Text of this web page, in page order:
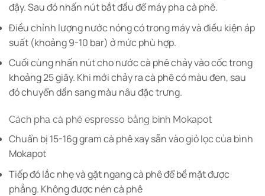
đậy. Sau đó nhấn nút bắt đầu để máy pha cà phê.
Điều chỉnh lượng nước nóng có trong máy và điều kiện áp
suất (khoảng 9-10 bar) ở mức phù hợp.
Cuối cùng nhấn nút cho nước cà phê chảy vào cốc trong
khoảng 25 giây. Khi mới chảy ra cà phê có màu đen, sau
đó chuyển dần sang màu nâu đặc trưng.
Cách pha cà phê espresso bằng bình Mokapot
Chuẩn bị 15-16g gram cà phê xay sẵn vào giỏ lọc của bình
Mokapot
Tiếp đó lắc nhẹ và gặt ngang cà phê để bề mặt được
phẳng. Không được nén cà phê